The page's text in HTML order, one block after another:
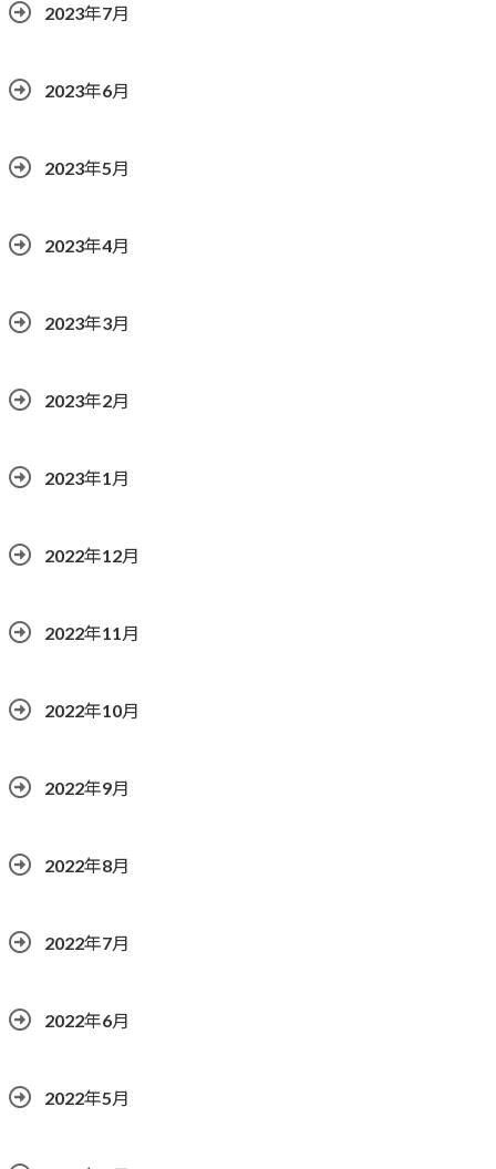
2023年7月
2023年6月
2023年5月
2023年4月
2023年3月
2023年2月
2023年1月
2022年12月
2022年11月
2022年10月
2022年9月
2022年8月
2022年7月
2022年6月
2022年5月